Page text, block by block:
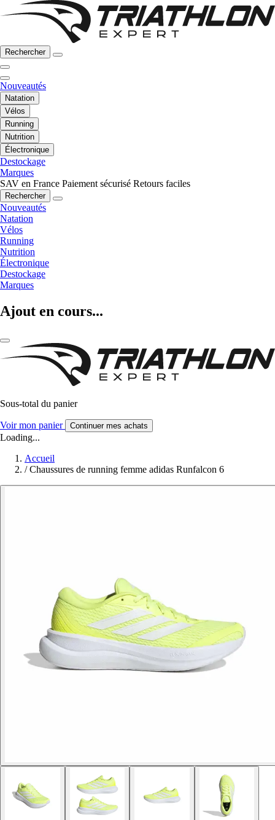
Rechercher
Nouveautés
Natation
Vélos
Running
Nutrition
Électronique
Destockage
Marques
SAV en France Paiement sécurisé Retours faciles
Rechercher
Nouveautés
Natation
Vélos
Running
Nutrition
Électronique
Destockage
Marques
Ajout en cours...
Sous-total du panier
Voir mon panier Continuer mes achats
Loading...
Accueil
/ Chaussures de running femme adidas Runfalcon 6